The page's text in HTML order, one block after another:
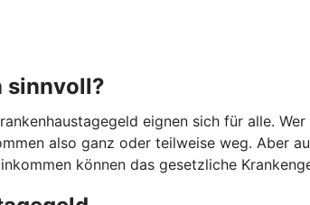
sinnvoll?
eignen sich für alle.
also ganz oder teilweise weg. Aber
können das gesetzliche